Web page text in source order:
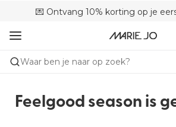
💌 Ontvang 10% korting op je
🚚 Gratis bezorging
🌍 Verkocht in 353 boetieks
Waar ben je naar op zoek?
Feelgood season is